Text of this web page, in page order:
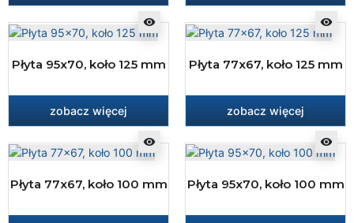
visibility
Płyta 95x70, koło 125 mm
zobacz więcej
visibility
Płyta 77x67, koło 125 mm
zobacz więcej
visibility
Płyta 77x67, koło 100 mm
visibility
Płyta 95x70, koło 100 mm